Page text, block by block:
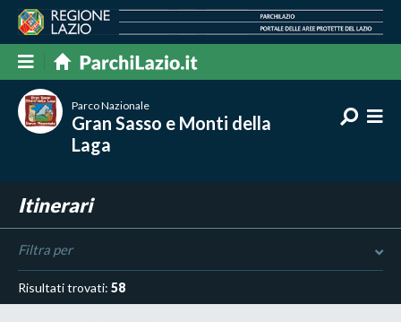
Parco Nazionale
Gran Sasso e Monti della
Laga
Itinerari
Filtra per
Risultati trovati:58